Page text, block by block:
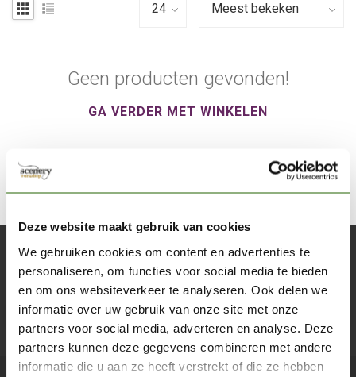
Deze website maakt gebruik van cookies
We gebruiken cookies om content en advertenties te
personaliseren, om functies voor social media te bieden
en om ons websiteverkeer te analyseren. Ook delen we
informatie over uw gebruik van onze site met onze
partners voor social media, adverteren en analyse. Deze
partners kunnen deze gegevens combineren met andere
informatie die u aan ze heeft verstrekt of die ze hebben
Geen producten gevonden!
GA VERDER MET WINKELEN
Abonneer je op onze nieuwsbrief
Blijf op de hoogte over onze laatste acties